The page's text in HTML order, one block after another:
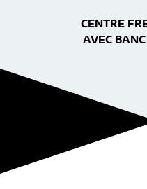
CENTRE
AVEC